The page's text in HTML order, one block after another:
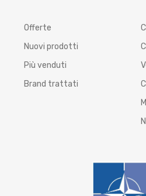
Offerte
Nuovi prodotti
Più venduti
Brand trattati